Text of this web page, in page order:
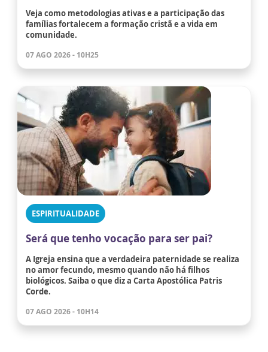
Veja como metodologias ativas e a participação das
famílias fortalecem a formação cristã e a vida em
comunidade.
07 AGO 2026 - 10H25
ESPIRITUALIDADE
Será que tenho vocação para ser pai?
A Igreja ensina que a verdadeira paternidade se realiza
no amor fecundo, mesmo quando não há filhos
biológicos. Saiba o que diz a Carta Apostólica Patris
Corde.
07 AGO 2026 - 10H14